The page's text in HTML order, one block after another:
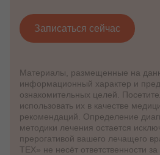
Записаться сейчас
Материалы, размещенные на
информационный характер и
ознакомительных целей.
использовать их в качестве
рекомендаций. Определение
методики лечения остается
прерогативой вашего лечащего
ТЕХ» не несёт ответственности